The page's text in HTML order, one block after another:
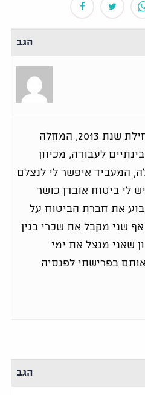
הגב
חליתי במחלת סרטן התחילת שנת 2013, המחלה
לעבודה, מכיוון
המעביד איפשר לי לנצלם
לי ביטוח אובדן כושר
את חברת הביטוח על
שני מקבל את שכרי בגין
שאני מנצל את ימי
בפרישתי לפנסיה
הגב